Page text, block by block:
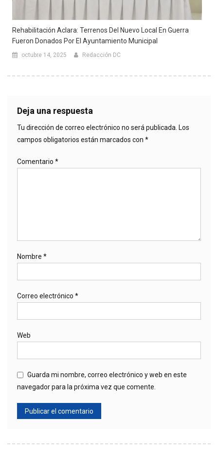
Rehabilitación Aclara: Terrenos Del Nuevo Local En Guerra
Fueron Donados Por El Ayuntamiento Municipal
octubre 14, 2025 Redacción DC
Deja una respuesta
Tu dirección de correo electrónico no será publicada. Los
campos obligatorios están marcados con *
Comentario *
Nombre *
Correo electrónico *
Web
Guarda mi nombre, correo electrónico y web en este
navegador para la próxima vez que comente.